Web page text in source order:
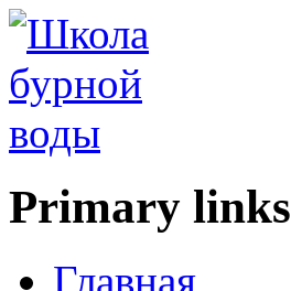
Primary links
Главная